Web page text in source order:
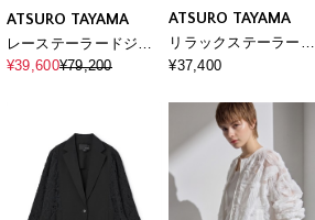
ATSURO TAYAMA
レーステーラードジャ
ケット
¥39,600¥79,200
ATSURO TAYAMA
リラックステーラード
ジャケット
¥37,400